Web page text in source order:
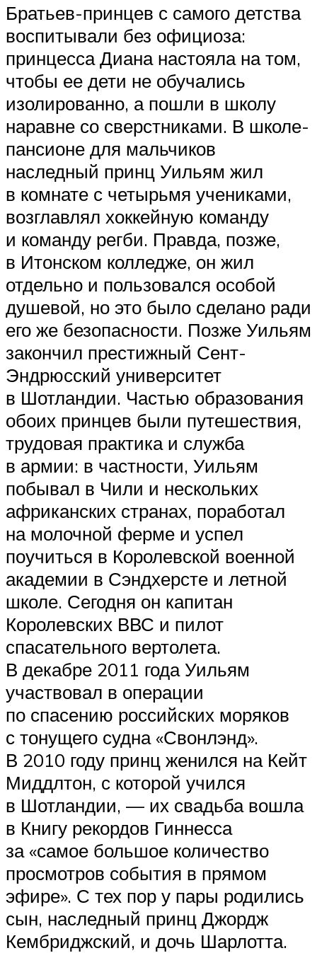
Братьев-принцев с самого детства
воспитывали без официоза:
принцесса Диана настояла на том,
чтобы ее дети не обучались
изолированно, а пошли в школу
наравне со сверстниками. В школе-
пансионе для мальчиков
наследный принц Уильям жил
в комнате с четырьмя учениками,
возглавлял хоккейную команду
и команду регби. Правда, позже,
в Итонском колледже, он жил
отдельно и пользовался особой
душевой, но это было сделано ради
его же безопасности. Позже Уильям
закончил престижный Сент-
Эндрюсский университет
в Шотландии. Частью образования
обоих принцев были путешествия,
трудовая практика и служба
в армии: в частности, Уильям
побывал в Чили и нескольких
африканских странах, поработал
на молочной ферме и успел
поучиться в Королевской военной
академии в Сэндхерсте и летной
школе. Сегодня он капитан
Королевских ВВС и пилот
спасательного вертолета.
В декабре 2011 года Уильям
участвовал в операции
по спасению российских моряков
с тонущего судна «Свонлэнд».
В 2010 году принц женился на Кейт
Миддлтон, с которой учился
в Шотландии, — их свадьба вошла
в Книгу рекордов Гиннесса
за «самое большое количество
просмотров события в прямом
эфире». С тех пор у пары родились
сын, наследный принц Джордж
Кембриджский, и дочь Шарлотта.